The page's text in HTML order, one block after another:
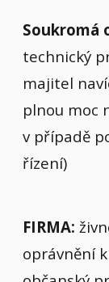
Soukromá
technický
majitel
plnou moc
v případě
řízení)
FIRMA:
oprávnění